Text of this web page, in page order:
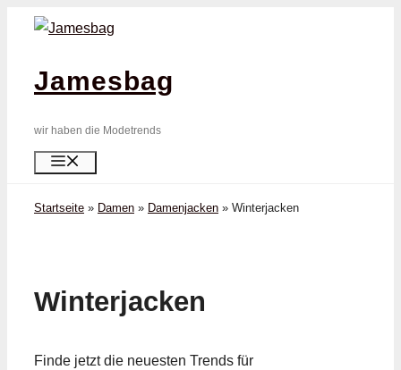
Zum
springenJamesbag
wir haben die Modetrends
Startseite » Damen » Damenjacken » Winter­jacken
Winter­jacken
Finde jetzt die neuesten Trends für